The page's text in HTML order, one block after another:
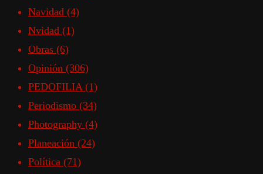
Navidad (4)
Nvidad (1)
Obras (6)
Opinión (306)
PEDOFILIA (1)
Periodismo (34)
Photography (4)
Planeación (24)
Política (71)